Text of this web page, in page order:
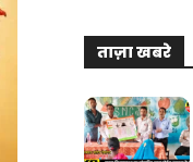
ताज़ा खबरे